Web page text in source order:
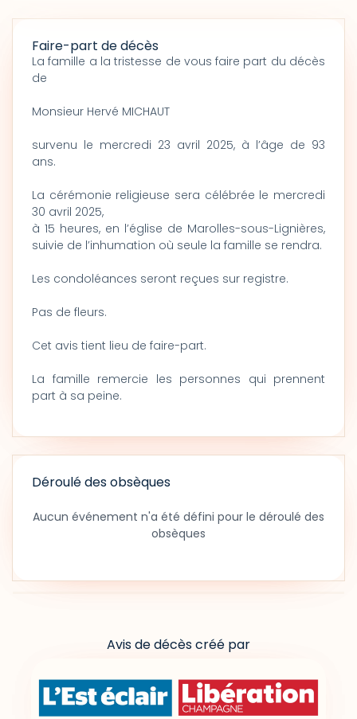
Faire-part de décès
La famille a la tristesse de vous faire part du décès
de
Monsieur Hervé MICHAUT
survenu le mercredi 23 avril 2025, à l’âge de 93
ans.
La cérémonie religieuse sera célébrée le mercredi
30 avril 2025,
à 15 heures, en l’église de Marolles-sous-Lignières,
suivie de l’inhumation où seule la famille se rendra.
Les condoléances seront reçues sur registre.
Pas de fleurs.
Cet avis tient lieu de faire-part.
La famille remercie les personnes qui prennent
part à sa peine.
Déroulé des obsèques
Aucun événement n'a été défini pour le déroulé des
obsèques
Avis de décès créé par